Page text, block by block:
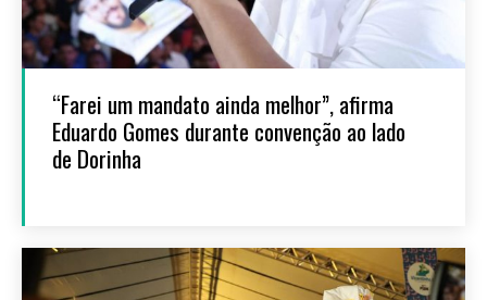
“Farei um mandato ainda melhor”, afirma
Eduardo Gomes durante convenção ao lado
de Dorinha